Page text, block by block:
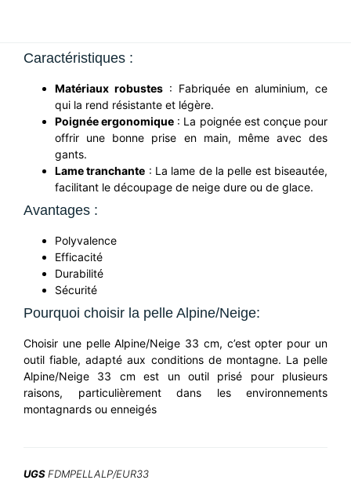
Caractéristiques :
Matériaux robustes: Fabriquée en aluminium, ce
qui la rend résistante et légère.
Poignée ergonomique : La poignée est conçue pour
offrir une bonne prise en main, même avec des
gants.
Lame tranchante : La lame de la pelle est biseautée,
facilitant le découpage de neige dure ou de glace.
Avantages :
Polyvalence
Efficacité
Durabilité
Sécurité
Pourquoi choisir la pelle Alpine/Neige:
Choisir une pelle Alpine/Neige 33 cm, c’est opter pour un
outil fiable, adapté aux conditions de montagne. La pelle
Alpine/Neige 33 cm est un outil prisé pour plusieurs
raisons, particulièrement dans les environnements
montagnards ou enneigés
UGSFDMPELLALP/EUR33